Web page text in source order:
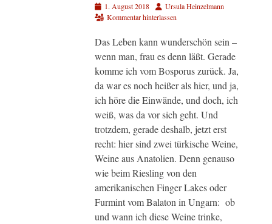
Veröffentlicht
am
1. August 2018 AutorUrsula Heinzelmann
Kommentar hinterlassen
Das Leben kann wunderschön sein –
wenn man, frau es denn läßt. Gerade
komme ich vom Bosporus zurück. Ja,
da war es noch heißer als hier, und ja,
ich höre die Einwände, und doch, ich
weiß, was da vor sich geht. Und
trotzdem, gerade deshalb, jetzt erst
recht: hier sind zwei türkische Weine,
Weine aus Anatolien. Denn genauso
wie beim Riesling von den
amerikanischen Finger Lakes oder
Furmint vom Balaton in Ungarn: ob
und wann ich diese Weine trinke,